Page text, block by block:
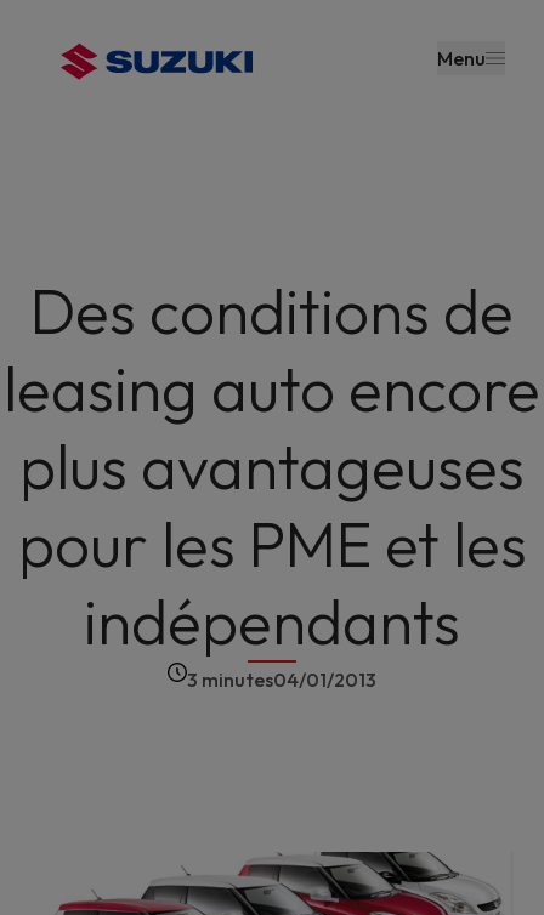
principal
Menu
Des conditions de
leasing auto encore
plus avantageuses
pour les PME et les
indépendants
3 minutes04/01/2013